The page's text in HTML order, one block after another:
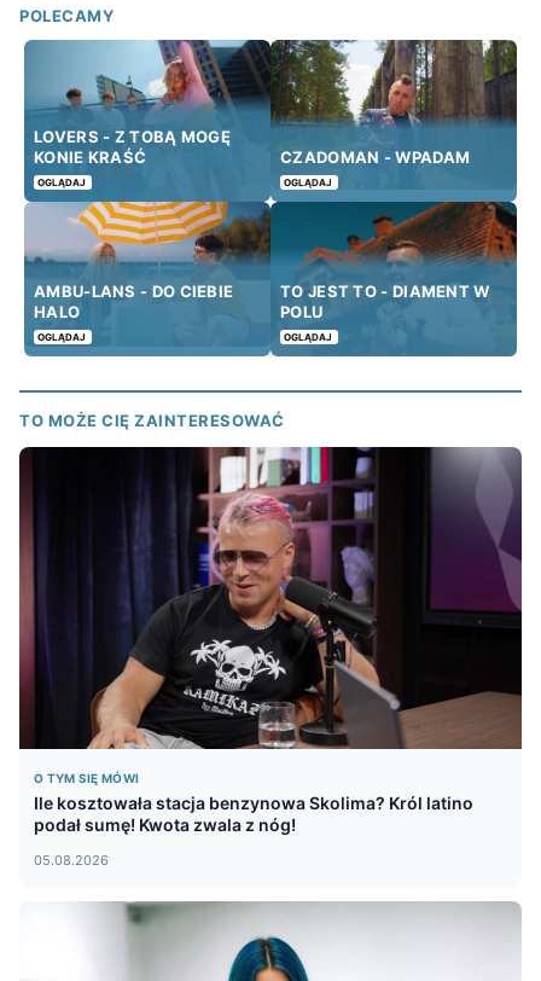
POLECAMY
LOVERS - Z TOBĄ MOGĘ
KONIE KRAŚĆ
OGLĄDAJ
CZADOMAN - WPADAM
OGLĄDAJ
AMBU-LANS - DO CIEBIE
HALO
OGLĄDAJ
TO JEST TO - DIAMENT W
POLU
OGLĄDAJ
TO MOŻE CIĘ ZAINTERESOWAĆ
O TYM SIĘ MÓWI
Ile kosztowała stacja benzynowa Skolima? Król latino
podał sumę! Kwota zwala z nóg!
05.08.2026